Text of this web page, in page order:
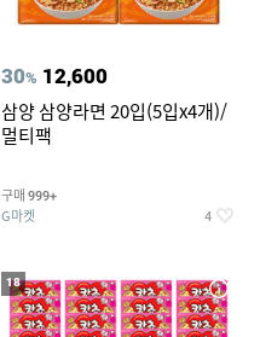
30% 12,600
삼양 삼양라면 20입(5입x4개)/
멀티팩
구매 999+
G마켓 4
18